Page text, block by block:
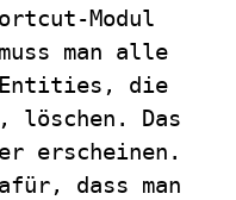
Modul
man alle
Entities, die
löschen. Das
erscheinen.
dass man